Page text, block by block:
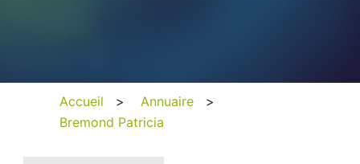
Accueil > Annuaire
>
Bremond Patricia